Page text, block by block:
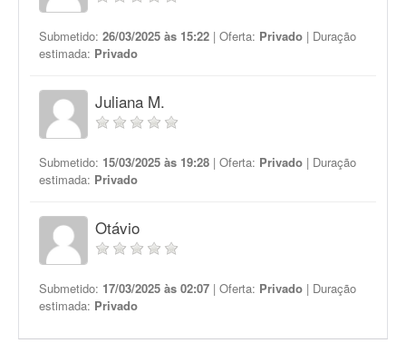
Submetido: 26/03/2025 às 15:22 | Oferta: Privado | Duração
estimada: Privado
Juliana M.
Submetido: 15/03/2025 às 19:28 | Oferta: Privado | Duração
estimada: Privado
Otávio
Submetido: 17/03/2025 às 02:07 | Oferta: Privado | Duração
estimada: Privado